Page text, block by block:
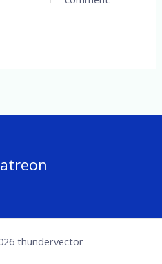
thundervector